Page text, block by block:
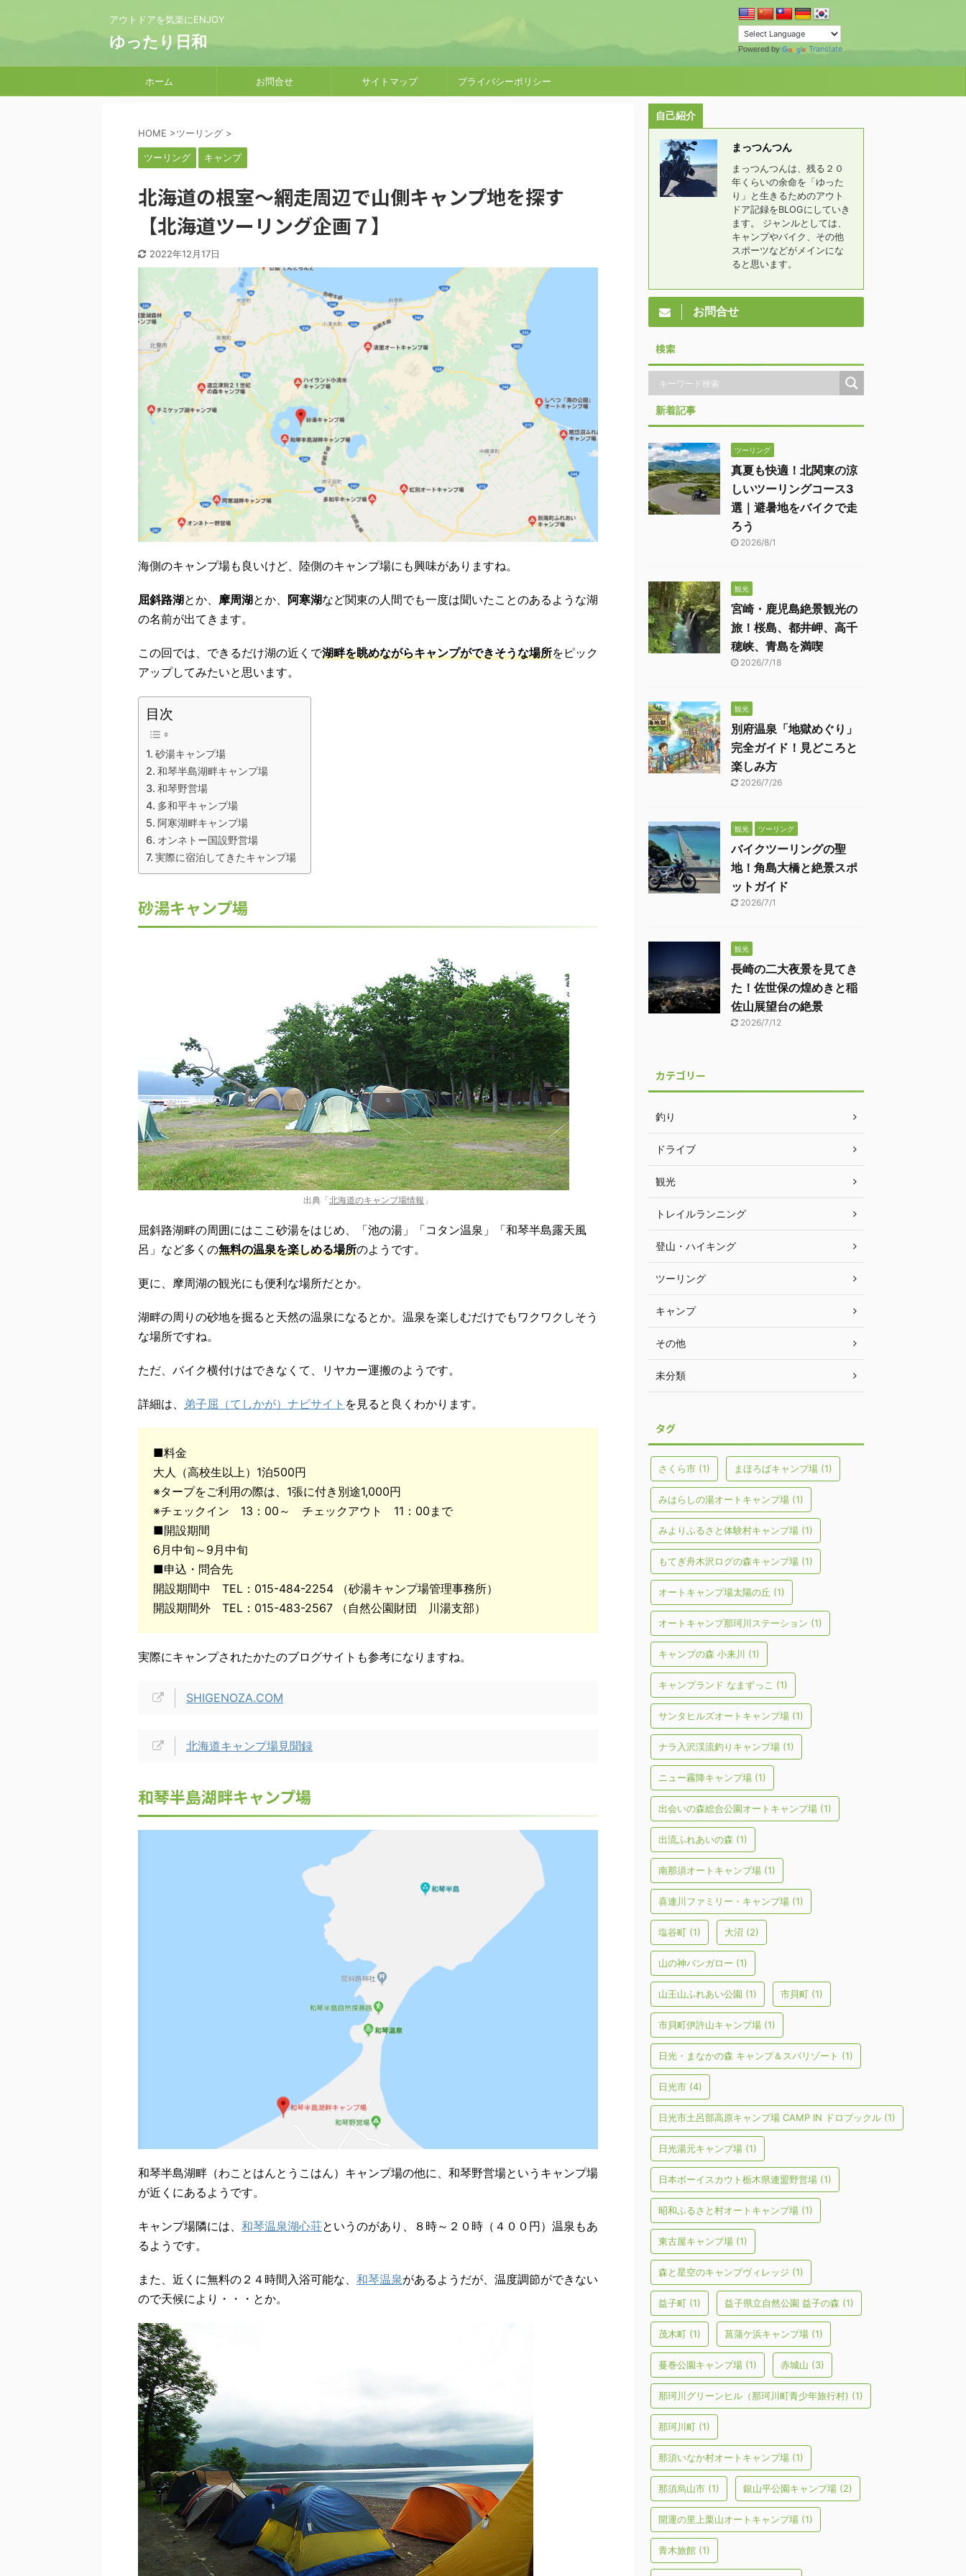
アウトドアを気楽にENJOY
ゆったり日和 Powered by Translate
ホーム お問合せ サイトマップ プライバシーポリシー
HOME >ツーリング >
ツーリング キャンプ
北海道の根室～網走周辺で山側キャンプ地を探す
【北海道ツーリング企画７】
2022年12月17日
海側のキャンプ場も良いけど、陸側のキャンプ場にも興味がありますね。
屈斜路湖とか、 摩周湖とか、 阿寒湖など関東の人間でも一度は聞いたことのあるような湖
の名前が出てきます。
この回では、できるだけ湖の近くで湖畔を眺めながらキャンプができそうな場所をピック
アップしてみたいと思います。
目次
砂湯キャンプ場
和琴半島湖畔キャンプ場
和琴野営場
多和平キャンプ場
阿寒湖畔キャンプ場
オンネトー国設野営場
実際に宿泊してきたキャンプ場
砂湯キャンプ場
出典「北海道のキャンプ場情報 」
屈斜路湖畔の周囲にはここ砂湯をはじめ、「池の湯」「コタン温泉」「和琴半島露天風
呂」など多くの無料の温泉を楽しめる場所のようです。
更に、摩周湖の観光にも便利な場所だとか。
湖畔の周りの砂地を掘ると天然の温泉になるとか。温泉を楽しむだけでもワクワクしそう
な場所ですね。
ただ、バイク横付けはできなくて、リヤカー運搬のようです。
詳細は、 弟子屈（てしかが）ナビサイト を見ると良くわかります。
■料金
大人（高校生以上）1泊500円
※タープをご利用の際は、1張に付き別途1,000円
※チェックイン 13：00～ チェックアウト 11：00まで
■開設期間
6月中旬～9月中旬
■申込・問合先
開設期間中 TEL：015-484-2254 （砂湯キャンプ場管理事務所）
開設期間外 TEL：015-483-2567 （自然公園財団 川湯支部）
実際にキャンプされたかたのブログサイトも参考になりますね。
SHIGENOZA.COM
北海道キャンプ場見聞録
和琴半島湖畔キャンプ場
和琴半島湖畔（わことはんとうこはん）キャンプ場の他に、和琴野営場というキャンプ場
が近くにあるようです。
キャンプ場隣には、 和琴温泉湖心荘というのがあり、８時～２０時（４００円）温泉もあ
るようです。
また、近くに無料の２４時間入浴可能な、 和琴温泉があるようだが、温度調節ができない
ので天候により・・・とか。
自己紹介
まっつんつん
まっつんつんは、残る２０
年くらいの余命を「ゆった
り」と生きるためのアウト
ドア記録をBLOGにしていき
ます。 ジャンルとしては、
キャンプやバイク、その他
スポーツなどがメインにな
ると思います。
お問合せ
検索
新着記事
ツーリング
真夏も快適！北関東の涼
しいツーリングコース3
選｜避暑地をバイクで走
ろう
2026/8/1
観光
宮崎・鹿児島絶景観光の
旅！桜島、都井岬、高千
穂峡、青島を満喫
2026/7/18
観光
別府温泉「地獄めぐり」
完全ガイド！見どころと
楽しみ方
2026/7/26
観光 ツーリング
バイクツーリングの聖
地！角島大橋と絶景スポ
ットガイド
2026/7/1
観光
長崎の二大夜景を見てき
た！佐世保の煌めきと稲
佐山展望台の絶景
2026/7/12
カテゴリー
釣り
ドライブ
観光
トレイルランニング
登山・ハイキング
ツーリング
キャンプ
その他
未分類
タグ
さくら市 (1) まほろばキャンプ場 (1)
みはらしの湯オートキャンプ場 (1)
みよりふるさと体験村キャンプ場 (1)
もてぎ舟木沢ログの森キャンプ場 (1)
オートキャンプ場太陽の丘 (1)
オートキャンプ那珂川ステーション (1)
キャンプの森 小来川 (1)
キャンプランド なまずっこ (1)
サンタヒルズオートキャンプ場 (1)
ナラ入沢渓流釣りキャンプ場 (1)
ニュー霧降キャンプ場 (1)
出会いの森総合公園オートキャンプ場 (1)
出流ふれあいの森 (1)
南那須オートキャンプ場 (1)
喜連川ファミリー・キャンプ場 (1)
塩谷町 (1) 大沼 (2)
山の神バンガロー (1)
山王山ふれあい公園 (1) 市貝町 (1)
市貝町伊許山キャンプ場 (1)
日光・まなかの森 キャンプ＆スパリゾート (1)
日光市 (4)
日光市土呂部高原キャンプ場 CAMP IN ドロブックル (1)
日光湯元キャンプ場 (1)
日本ボーイスカウト栃木県連盟野営場 (1)
昭和ふるさと村オートキャンプ場 (1)
東古屋キャンプ場 (1)
森と星空のキャンプヴィレッジ (1)
益子町 (1) 益子県立自然公園 益子の森 (1)
茂木町 (1) 菖蒲ケ浜キャンプ場 (1)
蔓巻公園キャンプ場 (1) 赤城山 (3)
那珂川グリーンヒル（那珂川町青少年旅行村) (1)
那珂川町 (1)
那須いなか村オートキャンプ場 (1)
那須烏山市 (1) 銀山平公園キャンプ場 (2)
開運の里上栗山オートキャンプ場 (1)
青木旅館 (1)